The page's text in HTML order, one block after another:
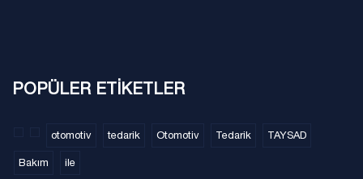
POPÜLER ETİKETLER
otomotiv tedarik Otomotiv Tedarik TAYSAD
Bakım ile